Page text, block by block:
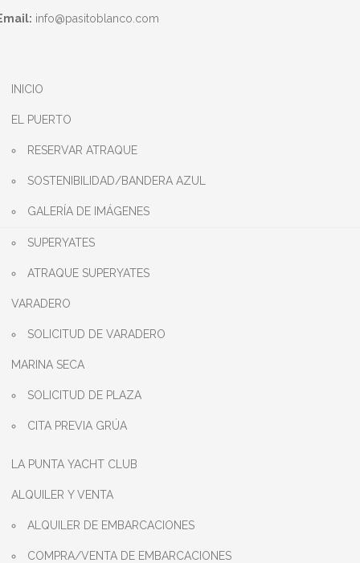
info@pasitoblanco.com
INICIO
EL PUERTO
RESERVAR ATRAQUE
SOSTENIBILIDAD/BANDERA AZUL
GALERÍA DE IMÁGENES
SUPERYATES
ATRAQUE SUPERYATES
VARADERO
SOLICITUD DE VARADERO
MARINA SECA
SOLICITUD DE PLAZA
CITA PREVIA GRÚA
LA PUNTA YACHT CLUB
ALQUILER Y VENTA
ALQUILER DE EMBARCACIONES
COMPRA/VENTA DE EMBARCACIONES